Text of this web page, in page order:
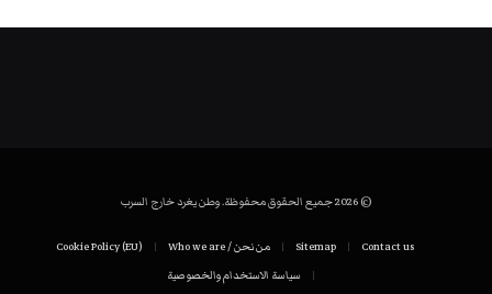
© 2026 جميع الحقوق محفوظة. وطن يغرد خارج السرب
Contact us
Sitemap من نحن / Who we are
Cookie Policy (EU)
سياسة الاستخدام والخصوصية